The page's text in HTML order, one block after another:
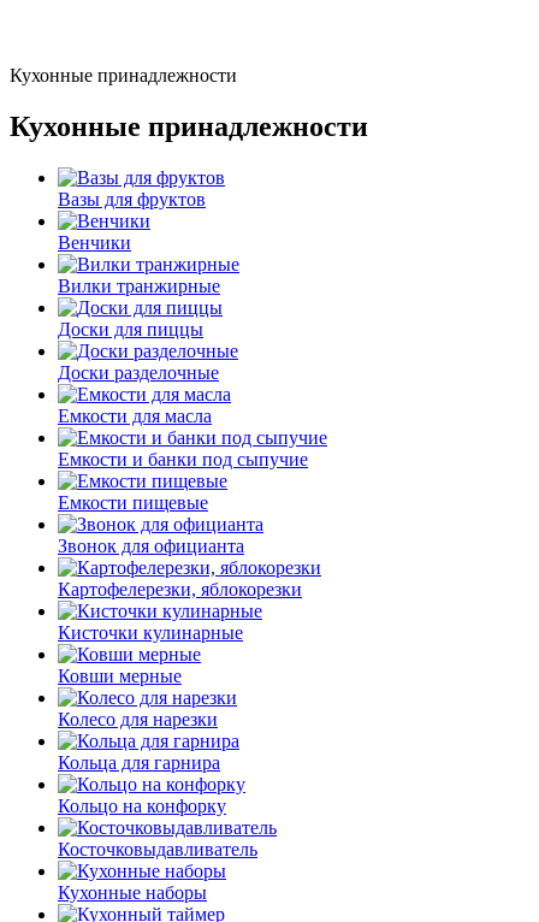
Кухонные принадлежности
Кухонные принадлежности
Вазы для фруктов
Венчики
Вилки транжирные
Доски для пиццы
Доски разделочные
Емкости для масла
Емкости и банки под сыпучие
Емкости пищевые
Звонок для официанта
Картофелерезки, яблокорезки
Кисточки кулинарные
Ковши мерные
Колесо для нарезки
Кольца для гарнира
Кольцо на конфорку
Косточковыдавливатель
Кухонные наборы